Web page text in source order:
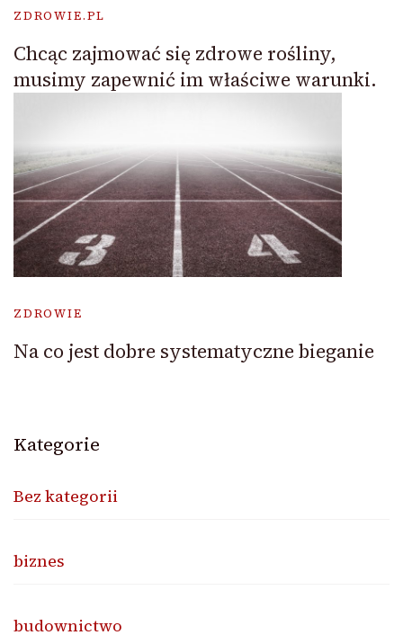
ZDROWIE.PL
Chcąc zajmować się zdrowe rośliny,
musimy zapewnić im właściwe warunki.
ZDROWIE
Na co jest dobre systematyczne bieganie
Kategorie
Bez kategorii
biznes
budownictwo